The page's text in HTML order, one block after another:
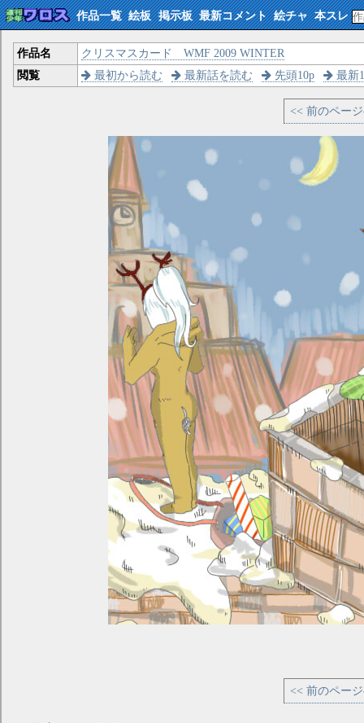
作品一覧 絵板 掲示板 最新コメント 絵チャ 本スレ
作品名
クリスマスカード WMF 2009 WINTER
閲覧
最初から読む 最新話を読む 先頭10p 最新
<< 前のペー
<< 前のペー